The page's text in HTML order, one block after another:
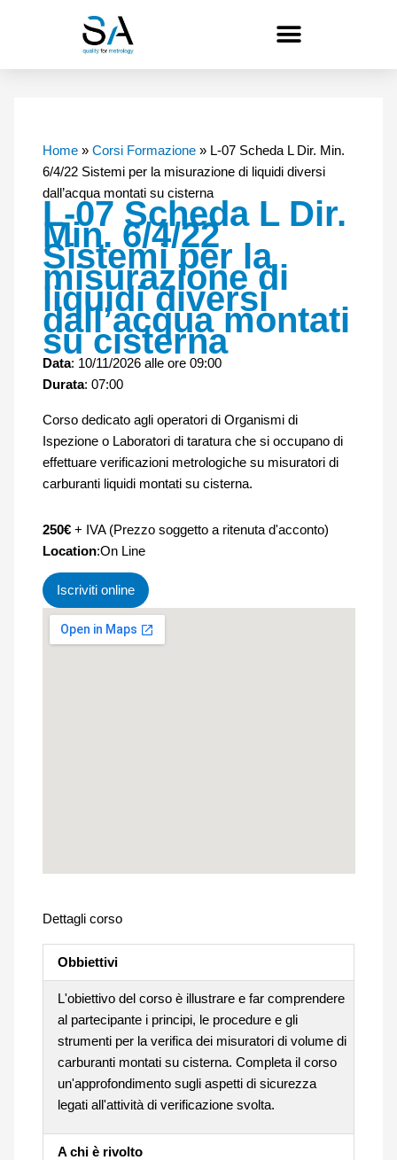
Home» Corsi Formazione» L-07 Scheda L Dir. Min.
6/4/22 Sistemi per la misurazione di liquidi diversi
dall’acqua montati su cisterna
L-07 Scheda L Dir.
Min. 6/4/22
Sistemi per la
misurazione di
liquidi diversi
dall’acqua montati
su cisterna
Data: 10/11/2026 alle ore 09:00
Durata: 07:00
Corso dedicato agli operatori di Organismi di
Ispezione o Laboratori di taratura che si occupano di
effettuare verificazioni metrologiche su misuratori di
carburanti liquidi montati su cisterna.
250€+ IVA (Prezzo soggetto a ritenuta d'acconto)
Location:On Line
Iscriviti online
Dettagli corso
Obbiettivi
L'obiettivo del corso è illustrare e far comprendere
al partecipante i principi, le procedure e gli
strumenti per la verifica dei misuratori di volume di
carburanti montati su cisterna. Completa il corso
un'approfondimento sugli aspetti di sicurezza
legati all'attività di verificazione svolta.
A chi è rivolto